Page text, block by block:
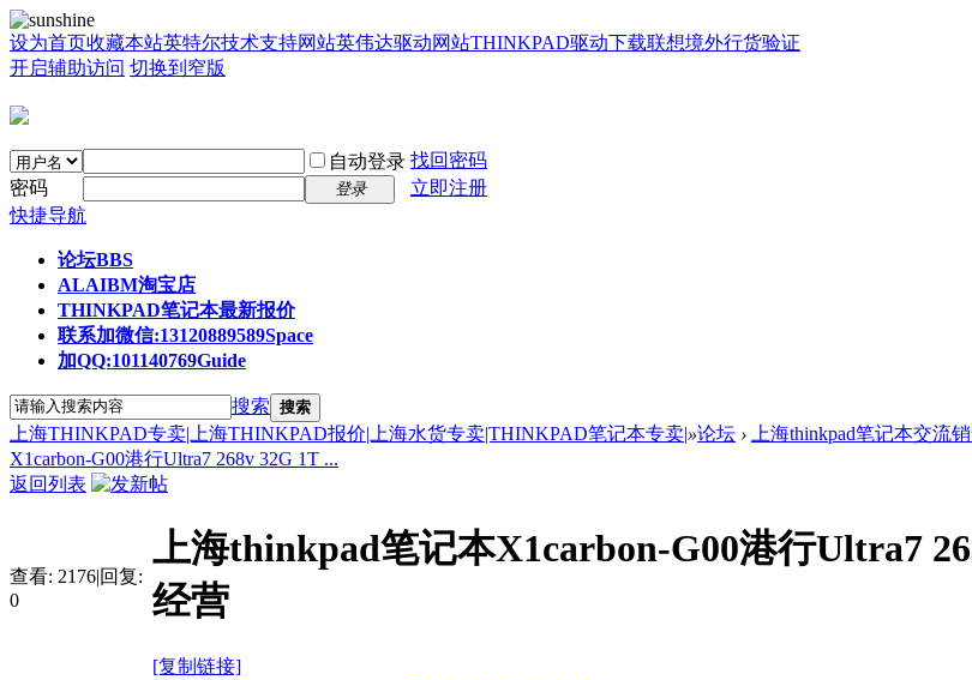
设为首页收藏本站英特尔技术支持网站英伟达驱动网站THINKPAD驱动下载联想境外行货验证
开启辅助访问 切换到窄版
自动登录 找回密码
密码
登录
立即注册
快捷导航
论坛BBS
ALAIBM淘宝店
THINKPAD笔记本最新报价
联系加微信:13120889589Space
加QQ:101140769Guide
搜索 搜索
上海THINKPAD专卖|上海THINKPAD报价|上海水货专卖|THINKPAD笔记本专卖|»论坛 › 上海thinkpad笔记本交流
X1carbon-G00港行Ultra7 268v 32G 1T ...
返回列表
查看: 2176|回复:
0
上海thinkpad笔记本X1carbon-G00港行Ultra7
经营
[复制链接]